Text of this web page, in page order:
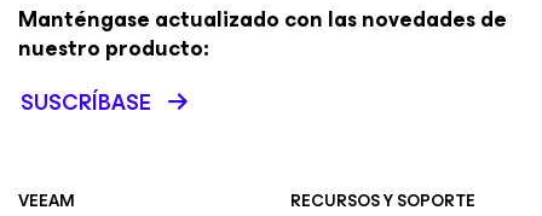
Manténgase actualizado con las novedades de
nuestro producto:
SUSCRÍBASE
VEEAM
RECURSOS Y SOPORTE